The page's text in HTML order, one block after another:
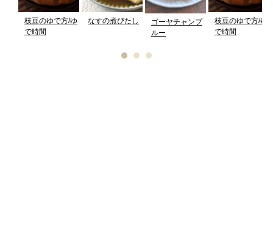
枝豆のゆで方/ゆ
で時間
なすの煮びたし
ゴーヤチャンプ
ルー
枝豆のゆで方/ゆ
で時間